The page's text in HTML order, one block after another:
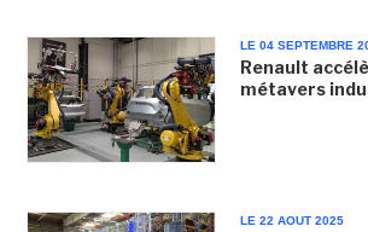
LE 04 SEPTEMBRE
Renault
métavers
LE 22 AOUT 2025